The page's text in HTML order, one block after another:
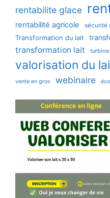
rentabilite glace
rentabilité agricole sécurité
Transformation du lait
transformation lait turbine
valorisation du
vente en gros webinaire